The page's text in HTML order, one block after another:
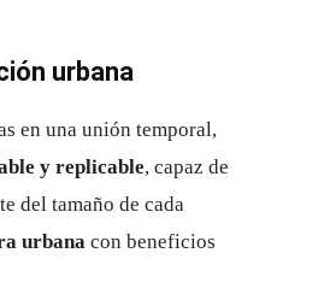
urbana
en una unión temporal,
y replicable, capaz de
del tamaño de cada
urbana con beneficios